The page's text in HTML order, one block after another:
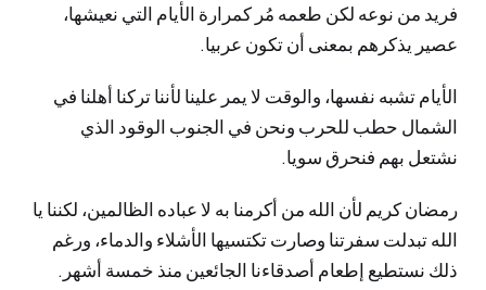
فريد من نوعه لكن طعمه مُر كمرارة الأيام التي نعيشها،
عصير يذكرهم بمعنى أن تكون عربيا.
الأيام تشبه نفسها، والوقت لا يمر علينا لأننا تركنا أهلنا في
الشمال حطب للحرب ونحن في الجنوب الوقود الذي
نشتعل بهم فنحرق سويا.
رمضان كريم لأن الله من أكرمنا به لا عباده الظالمين، لكننا يا
الله تبدلت سفرتنا وصارت تكتسيها الأشلاء والدماء، ورغم
ذلك نستطيع إطعام أصدقاءنا الجائعين منذ خمسة أشهر.